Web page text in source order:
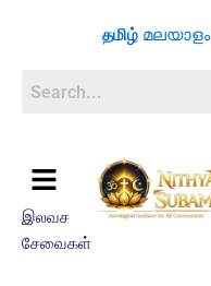
தமிழ் മലയാളം
இலவச
சேவைகள்